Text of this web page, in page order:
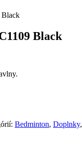
Black
Bedminton, Doplnky,